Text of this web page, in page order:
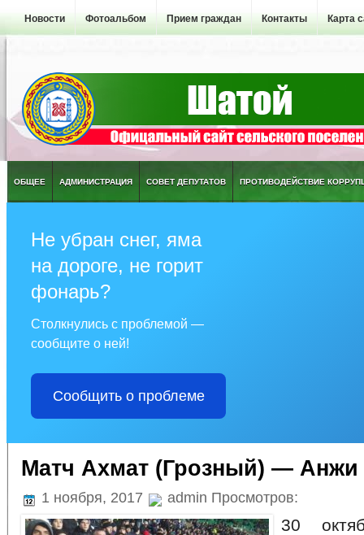
Новости Фотоальбом Прием граждан Контакты Карта
ОБЩЕЕ АДМИНИСТРАЦИЯ СОВЕТ ДЕПУТАТОВ ПРОТИВОДЕЙСТВИЕ
Не убран снег, яма
на дороге, не горит
фонарь?
Столкнулись с проблемой —
сообщите о ней!
Сообщить о проблеме
Матч Ахмат (Грозный) — Анжи
1 ноября, 2017 admin Просмотров:
30